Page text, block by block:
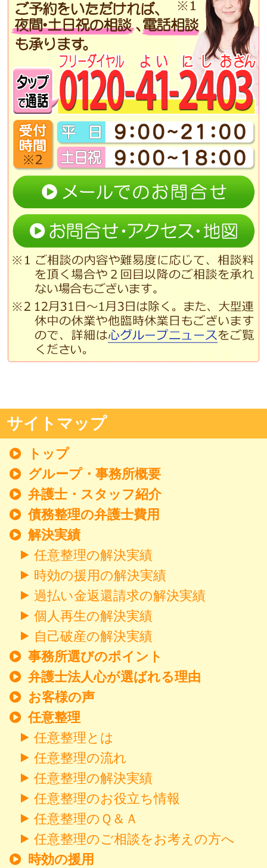
サイトマップ
トップ
グループ・事務所概要
弁護士・スタッフ紹介
債務整理の弁護士費用
解決実績
任意整理の解決実績
時効の援用の解決実績
過払い金返還請求の解決実績
個人再生の解決実績
自己破産の解決実績
事務所選びのポイント
弁護士法人心が選ばれる理由
お客様の声
任意整理
任意整理とは
任意整理の流れ
任意整理の解決実績
任意整理のお役立ち情報
任意整理のＱ＆Ａ
任意整理のご相談をお考えの方へ
時効の援用